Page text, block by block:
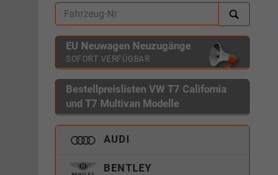
EU Neuwagen Neuzugänge
SOFORT VERFÜGBAR
Bestellpreislisten VW T7 California
und T7 Multivan Modelle
AUDI
BENTLEY